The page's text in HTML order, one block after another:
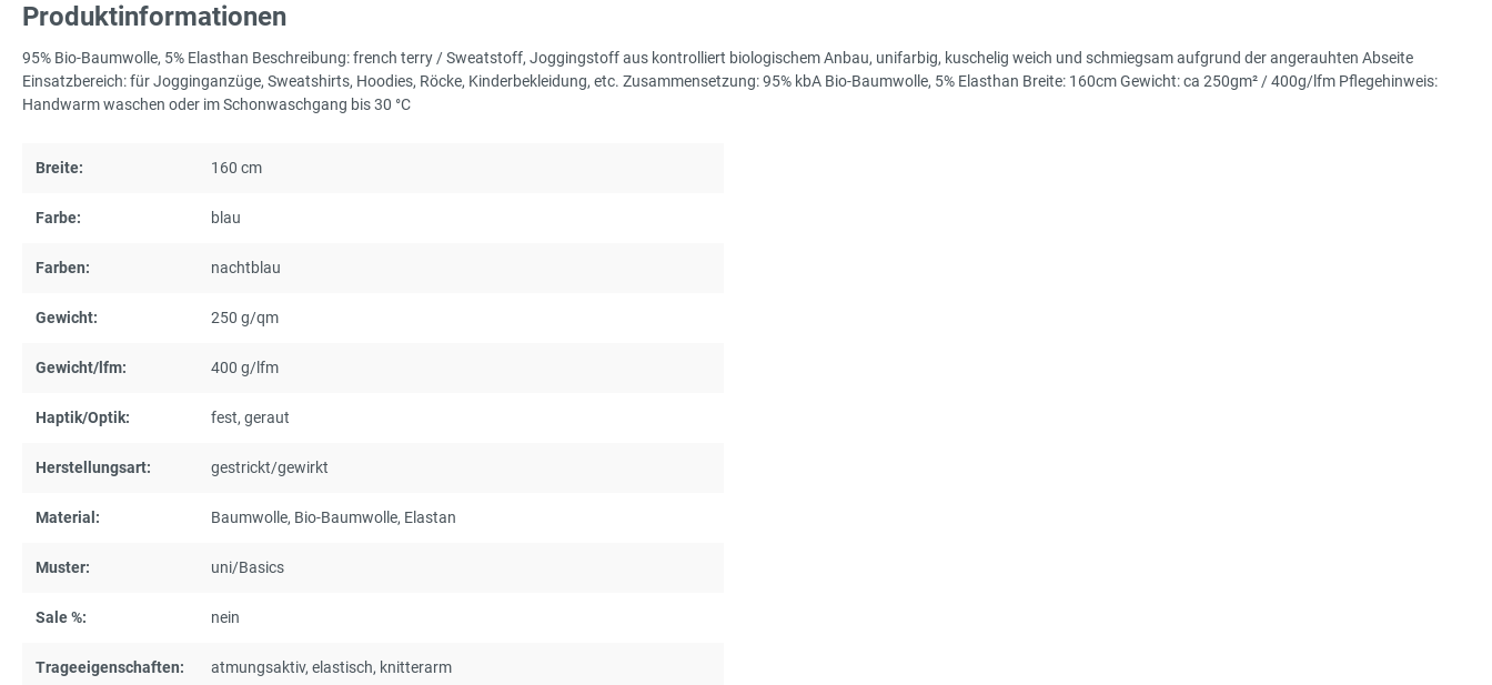
Produktinformationen
95% Bio-Baumwolle, 5% Elasthan Beschreibung: french terry / Sweatstoff, Joggingstoff aus kontrolliert biologischem Anbau, unifarbig, kuschelig weich und schmiegsam aufgrund der angerauhten Abseite
Einsatzbereich: für Jogginganzüge, Sweatshirts, Hoodies, Röcke, Kinderbekleidung, etc. Zusammensetzung: 95% kbA Bio-Baumwolle, 5% Elasthan Breite: 160cm Gewicht: ca 250gm² / 400g/lfm Pflegehinweis:
Handwarm waschen oder im Schonwaschgang bis 30 °C
Breite: 160 cm
Farbe: blau
Farben: nachtblau
Gewicht: 250 g/qm
Gewicht/lfm: 400 g/lfm
Haptik/Optik: fest, geraut
Herstellungsart: gestrickt/gewirkt
Material: Baumwolle, Bio-Baumwolle, Elastan
Muster: uni/Basics
Sale %: nein
Trageeigenschaften: atmungsaktiv, elastisch, knitterarm